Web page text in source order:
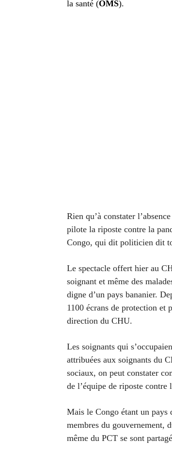
la santé (OMS).
Rien qu’à constater
pilote la riposte contre la
Congo, qui dit politicien dit
Le spectacle offert hier au
soignant et même des
digne d’un pays bananier.
1100 écrans de protection et
direction du CHU.
Les soignants qui
attribuées aux soignants du
sociaux, on peut constater
de l’équipe de riposte contre
Mais le Congo étant un pays
membres du gouvernement,
même du PCT se sont